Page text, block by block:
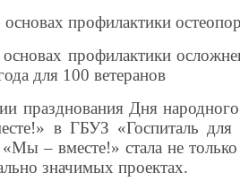
профилактики
профилактики
для 100 ветеранов
празднования Дня
в ГБУЗ «Госпиталь для
– вместе!» стала не
значимых проектах.